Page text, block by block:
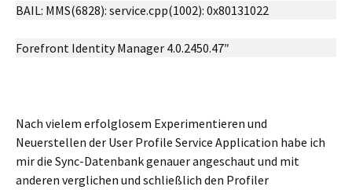
BAIL: MMS(6828): service.cpp(1002): 0x80131022
Forefront Identity Manager 4.0.2450.47″
Nach vielem erfolglosem Experimentieren und
Neuerstellen der User Profile Service Application habe ich
mir die Sync-Datenbank genauer angeschaut und mit
anderen verglichen und schließlich den Profiler